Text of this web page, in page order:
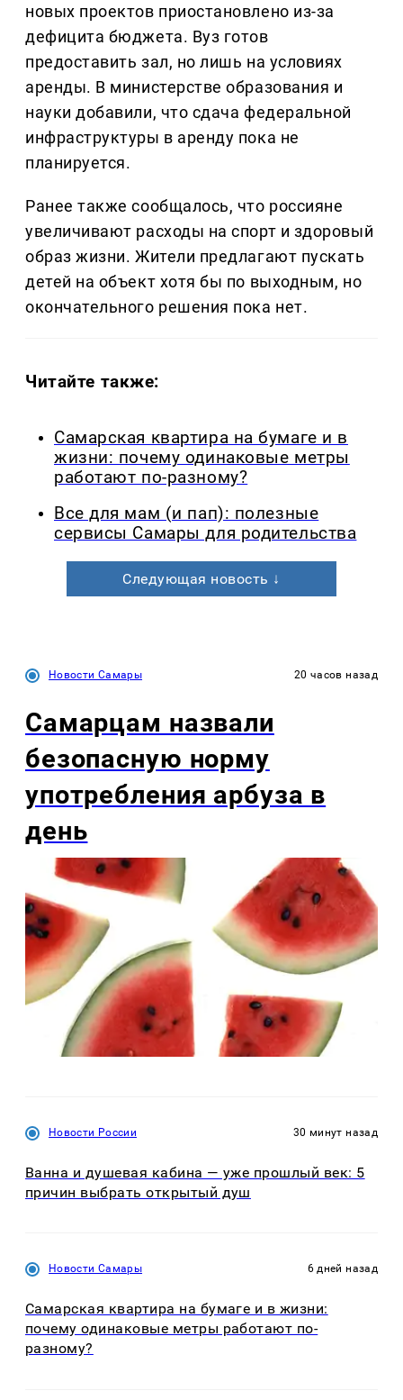
новых проектов приостановлено из-за
дефицита бюджета. Вуз готов
предоставить зал, но лишь на условиях
аренды. В министерстве образования и
науки добавили, что сдача федеральной
инфраструктуры в аренду пока не
планируется.
Ранее также сообщалось, что россияне
увеличивают расходы на спорт и здоровый
образ жизни. Жители предлагают пускать
детей на объект хотя бы по выходным, но
окончательного решения пока нет.
Читайте также:
Самарская квартира на бумаге и в
жизни: почему одинаковые метры
работают по-разному?
Все для мам (и пап): полезные
сервисы Самары для родительства
Следующая новость ↓
Новости Самары 20 часов назад
Самарцам назвали
безопасную норму
употребления арбуза в
день
Новости России 30 минут назад
Ванна и душевая кабина — уже прошлый век: 5
причин выбрать открытый душ
Новости Самары 6 дней назад
Самарская квартира на бумаге и в жизни:
почему одинаковые метры работают по-
разному?